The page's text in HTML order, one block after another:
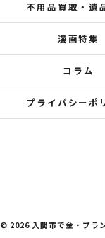
不用品買取・遺
漫画特集
コラム
プライバシーポ
© 2026 入間市で金・ブラ